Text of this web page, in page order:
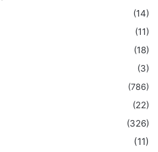
(14)
(11)
(18)
(3)
(786)
(22)
(326)
(11)